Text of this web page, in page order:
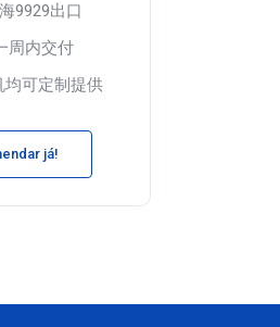
9929出口
周内交付
均可定制提供
já!